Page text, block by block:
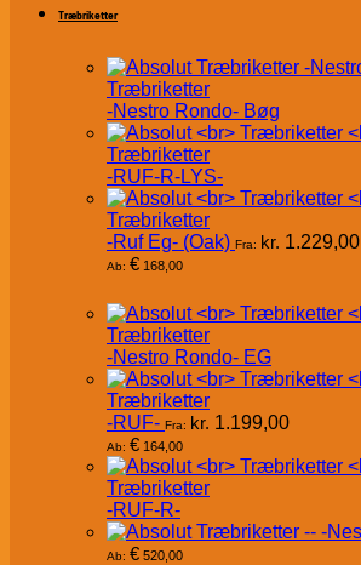
Træbriketter
Træbriketter
-Nestro Rondo- Bøg
Træbriketter
-RUF-R-LYS-
Træbriketter
-Ruf Eg- (Oak) Fra: kr. 1.229,00
Ab: € 168,00
Træbriketter
-Nestro Rondo- EG
Træbriketter
-RUF- Fra: kr. 1.199,00
Ab: € 164,00
Træbriketter
-RUF-R-
Ab: € 520,00